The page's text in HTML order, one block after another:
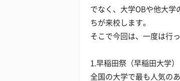
でなく、大学OBや他大学
ちが来校します。
そこで今回は、一度は行
1.早稲田祭（早稲田大学）
全国の大学で最も人気の